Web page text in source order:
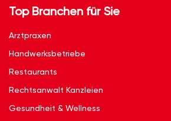
Top Branchen für Sie
Arztpraxen
Handwerksbetriebe
Restaurants
Rechtsanwalt Kanzleien
Gesundheit & Wellness